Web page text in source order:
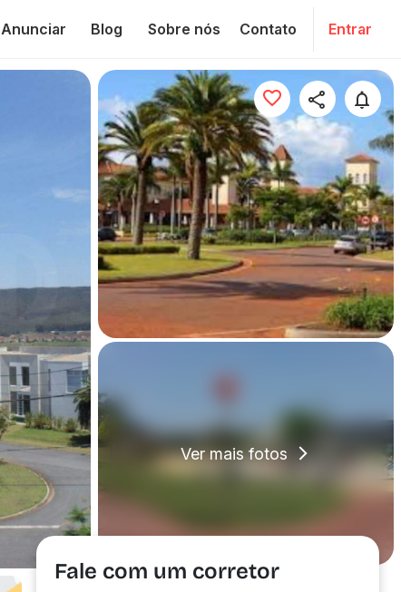
Anunciar Blog Sobre nós Contato Entrar
Ver mais fotos
Fale com um corretor